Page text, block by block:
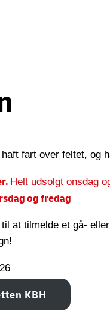
fart over feltet, og
Helt udsolgt onsdag
og fredag
at tilmelde et gå-
KBH